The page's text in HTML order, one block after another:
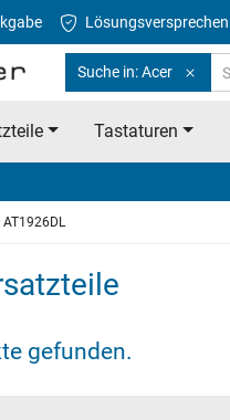
Lösungsversprechen
Suche in: Acer
Tastaturen
AT1926DL
gefunden.